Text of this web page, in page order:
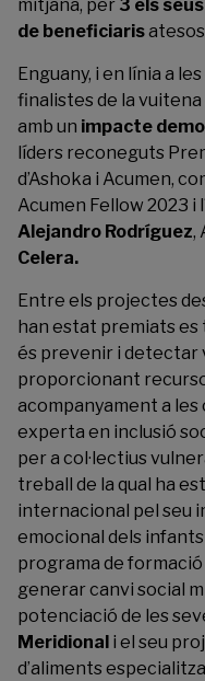
mitjana, per 3 els
de beneficiaris
Enguany, i en línia a
finalistes de la
amb un impacte
líders reconeguts
d’Ashoka i Acumen,
Acumen Fellow 2023
Alejandro Rodríguez,
Celera.
Entre els projectes
han estat premiats es
és prevenir i detectar
proporcionant
acompanyament a
experta en inclusió
per a col·lectius
treball de la qual ha
internacional pel seu
emocional dels
programa de
generar canvi social
potenciació de les
Meridional i el seu
d’aliments